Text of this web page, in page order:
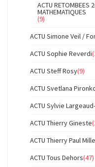
ACTU RETOMBEES
MATHEMATIQUES
(9)
ACTU Simone Veil /
ACTU Sophie Reverdi
ACTU Steff Rosy(9)
ACTU Svetlana
ACTU Sylvie
ACTU Thierry Gineste
ACTU Thierry Paul
ACTU Tous Dehors(47)